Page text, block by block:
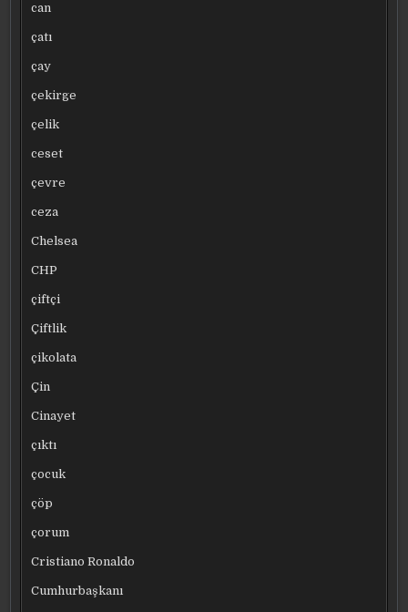
can
çatı
çay
çekirge
çelik
ceset
çevre
ceza
Chelsea
CHP
çiftçi
Çiftlik
çikolata
Çin
Cinayet
çıktı
çocuk
çöp
çorum
Cristiano Ronaldo
Cumhurbaşkanı